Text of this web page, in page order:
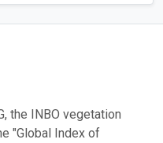
the INBO vegetation
"Global Index of